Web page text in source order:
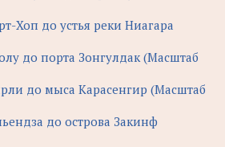
Хоп до устья реки Ниагара
до порта Зонгулдак (Масштаб
до мыса Карасенгир (Масштаб
до острова Закинф